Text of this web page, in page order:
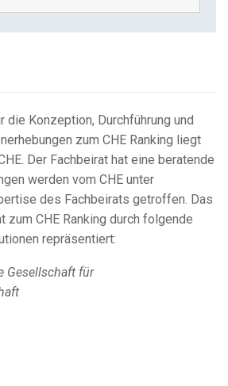
die Konzeption, Durchführung und
zum CHE Ranking liegt
Der Fachbeirat hat eine beratende
werden vom CHE unter
des Fachbeirats getroffen. Das
zum CHE Ranking durch folgende
repräsentiert:
Gesellschaft für